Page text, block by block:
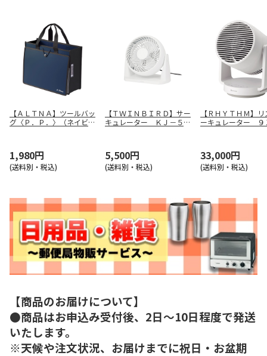
【ＡＬＴＮＡ】ツールバッ
グ〈Ｐ．Ｐ．〉（ネイビ
1,980円
(送料別・税込)
【ＴＷＩＮＢＩＲＤ】サー
キュレーター ＫＪ－５７
5,500円
(送料別・税込)
【ＲＨＹＴＨＭ】
ーキュレーター ９
33,000円
(送料別・税込)
【商品のお届けについて】
●商品はお申込み受付後、2日～10日程度で発送
いたします。
※天候や注文状況、お届けまでに祝日・お盆期